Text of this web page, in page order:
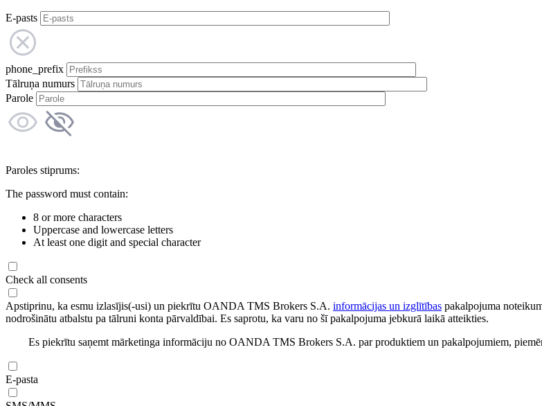
E-pasts
phone_prefix
Tālruņa numurs
Parole
Paroles stiprums:
The password must contain:
8 or more characters
Uppercase and lowercase letters
At least one digit and special character
Check all consents
Apstiprinu, ka esmu izlasījis(-usi) un piekrītu OANDA TMS Brokers S.A. informācijas un izglītības pakalpojuma
nodrošinātu atbalstu pa tālruni konta pārvaldībai. Es saprotu, ka varu no šī pakalpojuma jebkurā laikā atteikties.
Es piekrītu saņemt mārketinga informāciju no OANDA TMS Brokers S.A. par produktiem un pakalpojumiem,
E-pasta